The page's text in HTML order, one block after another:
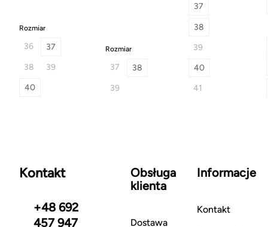
Rozmiar
36
37
38
39
40
Rozmiar
37
38
39
37
38
39
40
41
Kontakt
+48 692
457 947
Obsługa
klienta
Dostawa
Informacje
Kontakt